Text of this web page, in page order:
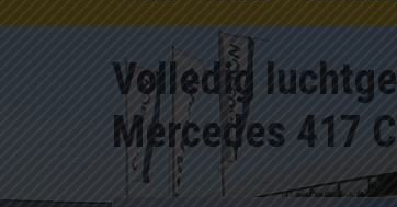
Volledig
Mercedes 417